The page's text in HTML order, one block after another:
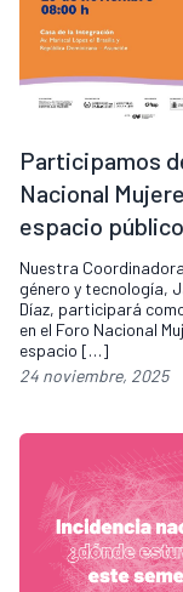
Participamos
Nacional
espacio público
Nuestra
género y tecnología,
Díaz, participará
en el Foro Nacional
espacio […]
24 noviembre, 2025